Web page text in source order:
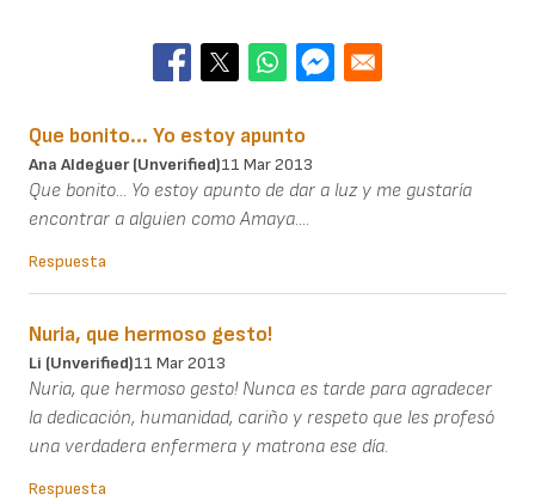
Que bonito... Yo estoy apunto
Ana Aldeguer (unverified)11 Mar 2013
Que bonito... Yo estoy apunto de dar a luz y me gustaría
encontrar a alguien como Amaya....
Respuesta
Nuria, que hermoso gesto!
Li (unverified)11 Mar 2013
Nuria, que hermoso gesto! Nunca es tarde para agradecer
la dedicación, humanidad, cariño y respeto que les profesó
una verdadera enfermera y matrona ese día.
Respuesta